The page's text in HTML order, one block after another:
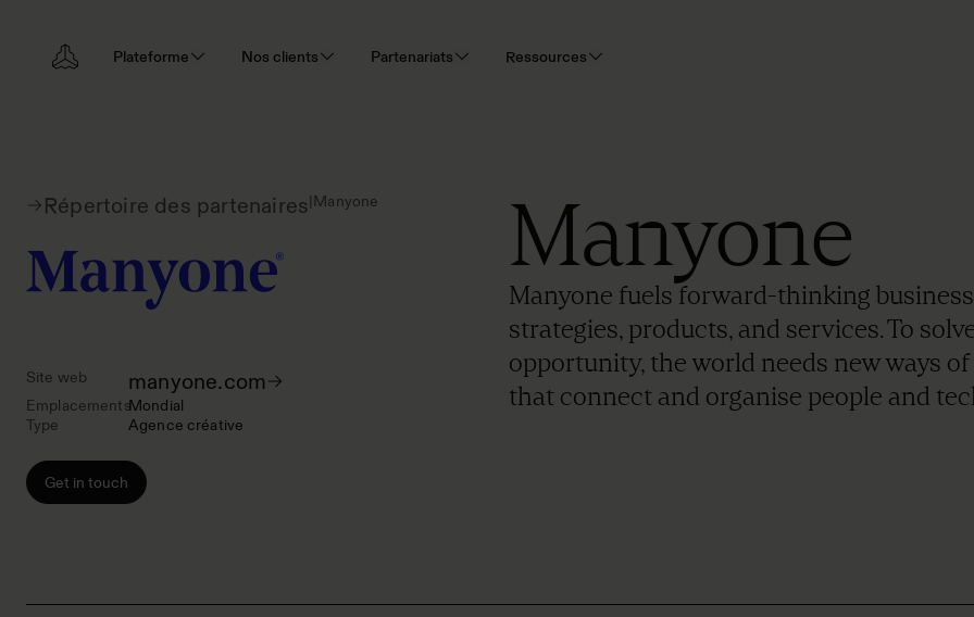
Plateforme Nos clients Partenariats Ressources
Répertoire des partenaires|Manyone
Site web manyone.com
EmplacementsMondial
Type
Agence créative
Get in touch
Manyone
Manyone fuels forward-thinking
strategies, products, and services. To
opportunity, the world needs new ways
that connect and organise people and